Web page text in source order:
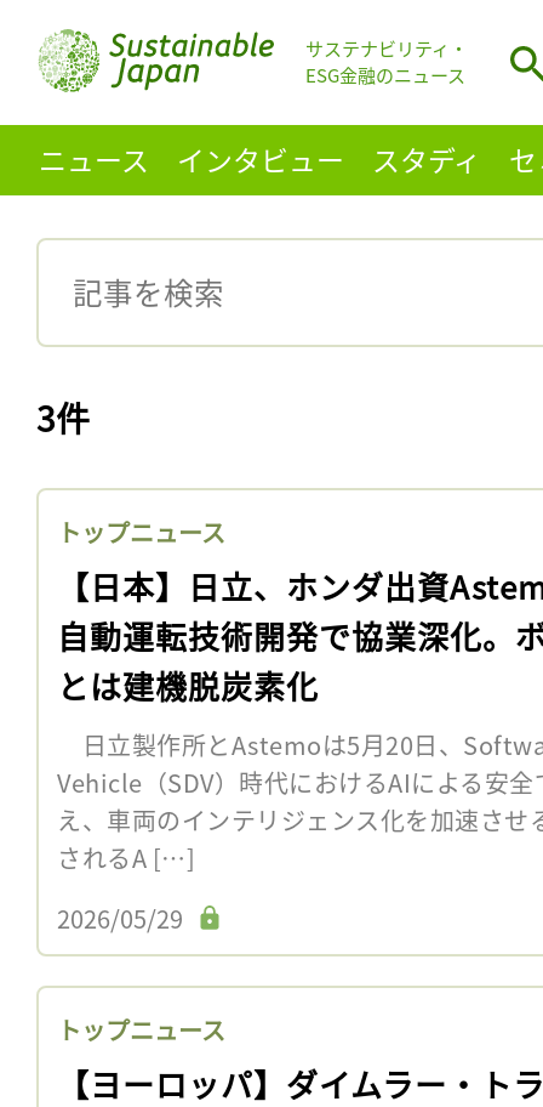
サステナビリティ・
ESG金融のニュース
ニュース インタビュー スタディ
3件
トップニュース
【日本】日立、ホンダ出資
自動運転技術開発で協業深化。
とは建機脱炭素化
日立製作所とAstemoは5月20日、
Vehicle（SDV）時代におけるAIによる安
え、車両のインテリジェンス化を加速さ
されるA […]
2026/05/29
トップニュース
【ヨーロッパ】ダイムラー・ト